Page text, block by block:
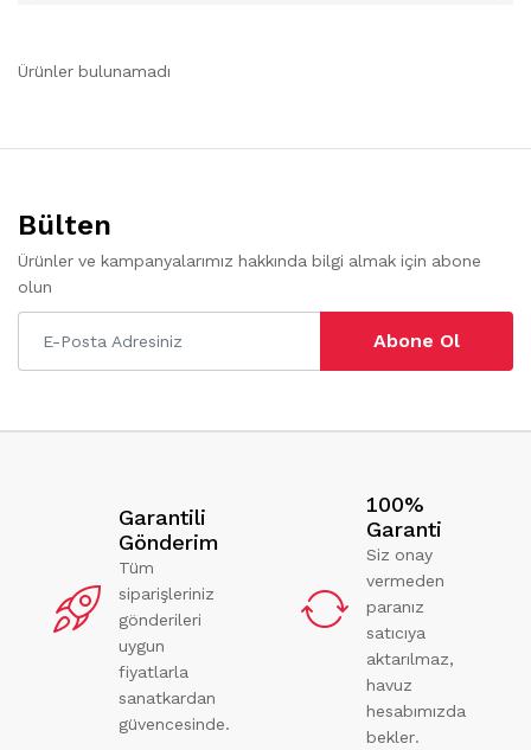
Ürünler bulunamadı
Bülten
Ürünler ve kampanyalarımız hakkında bilgi almak için abone
olun
Abone Ol
Garantili
Gönderim
Tüm
siparişleriniz
gönderileri
uygun
fiyatlarla
sanatkardan
güvencesinde.
100%
Garanti
Siz onay
vermeden
paranız
satıcıya
aktarılmaz,
havuz
hesabımızda
bekler.